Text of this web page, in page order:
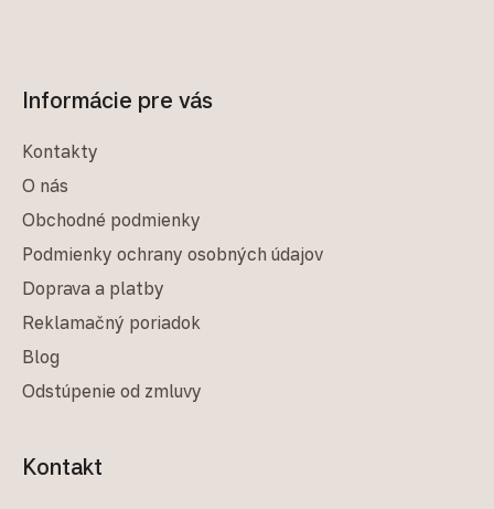
Informácie pre vás
Kontakty
O nás
Obchodné podmienky
Podmienky ochrany osobných údajov
Doprava a platby
Reklamačný poriadok
Blog
Odstúpenie od zmluvy
Kontakt